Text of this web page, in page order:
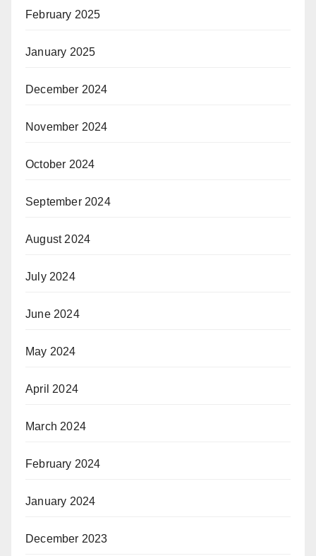
February 2025
January 2025
December 2024
November 2024
October 2024
September 2024
August 2024
July 2024
June 2024
May 2024
April 2024
March 2024
February 2024
January 2024
December 2023